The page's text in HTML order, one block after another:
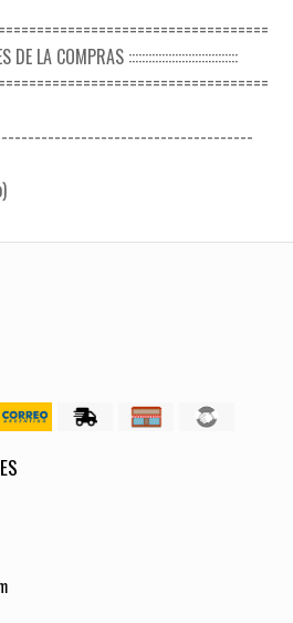
DE LA COMPRAS :::::::::::::::::::::::::::::::::
-----------------------------------------